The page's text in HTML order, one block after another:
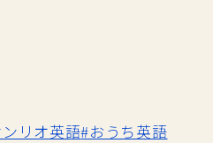
リオ英語#おうち英語